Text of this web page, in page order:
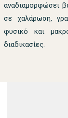
αναδιαμορφώσει
σε χαλάρωση,
φυσικό και
διαδικασίες.